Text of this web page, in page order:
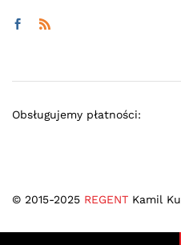
© 2015-2025 REGENT Kamil
Obsługujemy płatności: